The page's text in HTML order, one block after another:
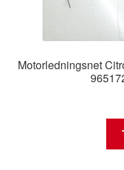
Motorledningsnet